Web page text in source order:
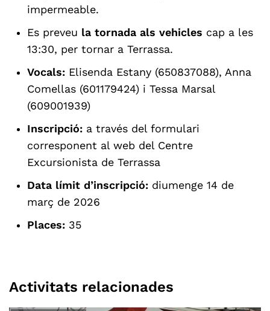
impermeable.
Es preveu la tornada als vehicles cap a les
13:30, per tornar a Terrassa.
Vocals: Elisenda Estany (650837088), Anna
Comellas (601179424) i Tessa Marsal
(609001939)
Inscripció: a través del formulari
corresponent al web del Centre
Excursionista de Terrassa
Data límit d’inscripció: diumenge 14 de
març de 2026
Places: 35
Activitats relacionades